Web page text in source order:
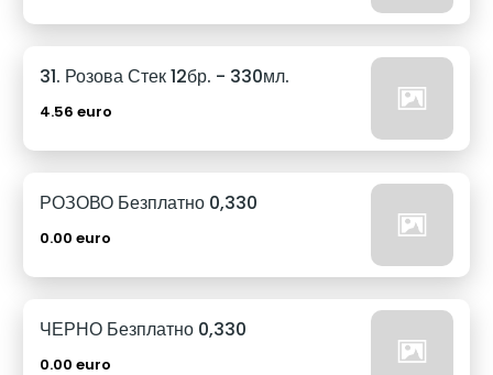
31. Розова Стек 12бр. - 330мл.
4.56 euro
РОЗОВО Безплатно 0,330
0.00 euro
ЧЕРНО Безплатно 0,330
0.00 euro